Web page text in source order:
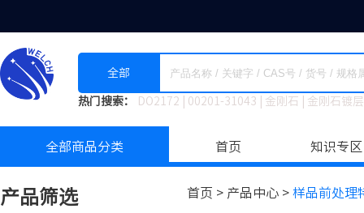
全部
热门搜索： DO2172 00201-31043 金刚石 金刚石镀
全部商品分类 首页 知识专区
产品筛选 首页 > 产品中心 > 样品前处理